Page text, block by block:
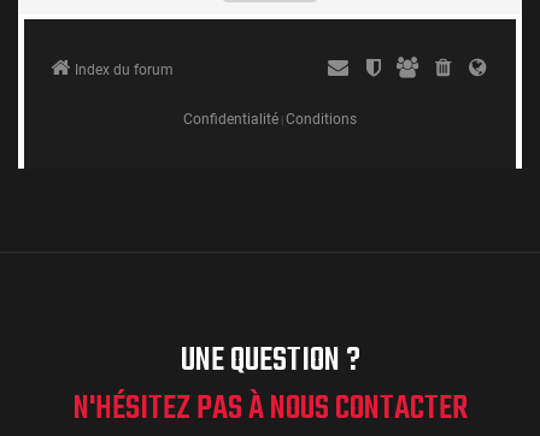
UNE QUESTION ?
N'HÉSITEZ PAS À NOUS CONTACTER